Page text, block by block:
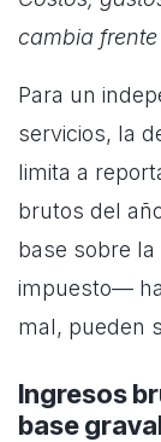
cambia
Para un
servicios, la
limita a
brutos del
base sobre
impuesto—
mal, pueden
Ingresos
base